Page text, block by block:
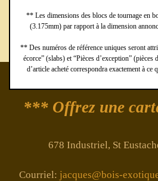
** Les dimensions des blocs de tournage en
(3.175mm) par rapport à la dimension
** Des numéros de référence uniques seront
écorce” (slabs) et “Pièces d’exception”
d’article acheté correspondra exactement à ce
*** Offrez une
678 Industriel, St
Courriel: jacques@bois-